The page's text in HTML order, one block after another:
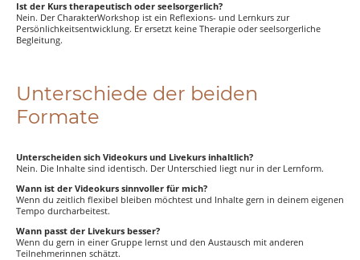
Ist der Kurs therapeutisch oder seelsorgerlich?
Nein. Der CharakterWorkshop ist ein Reflexions- und Lernkurs zur
Persönlichkeitsentwicklung. Er ersetzt keine Therapie oder seelsorgerliche
Begleitung.
Unterschiede der beiden
Formate
Unterscheiden sich Videokurs und Livekurs inhaltlich?
Nein. Die Inhalte sind identisch. Der Unterschied liegt nur in der Lernform.
Wann ist der Videokurs sinnvoller für mich?
Wenn du zeitlich flexibel bleiben möchtest und Inhalte gern in deinem eigenen
Tempo durcharbeitest.
Wann passt der Livekurs besser?
Wenn du gern in einer Gruppe lernst und den Austausch mit anderen
Teilnehmerinnen schätzt.